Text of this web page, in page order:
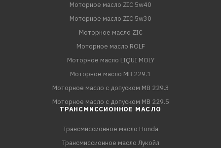
Моторное масло ZIC 5w40
Моторное масло ZIC 5w30
Моторное масло ZIC
Моторное масло ROLF
Моторное масло LIQUI MOLY
Моторное масло MB 229.1
Моторное масло с допуском MB 229.3
Моторное масло с допуском MB 229.5
ТРАНСМИССИОННОЕ МАСЛО
Трансмиссионное масло Honda
Трансмиссионное масло Лукойл